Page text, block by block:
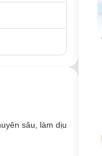
sâu, làm dịu